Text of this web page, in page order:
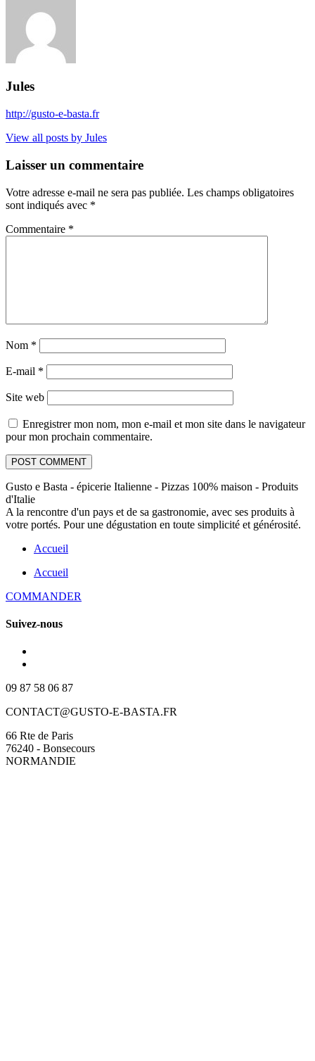
Jules
http://gusto-e-basta.fr
View all posts by Jules
Laisser un commentaire
Votre adresse e-mail ne sera pas publiée. Les champs obligatoires
sont indiqués avec *
Commentaire *
Nom *
E-mail *
Site web
Enregistrer mon nom, mon e-mail et mon site dans le navigateur
pour mon prochain commentaire.
Gusto e Basta - épicerie Italienne - Pizzas 100% maison - Produits
d'Italie
A la rencontre d'un pays et de sa gastronomie, avec ses produits à
votre portés. Pour une dégustation en toute simplicité et générosité.
Accueil
Accueil
COMMANDER
Suivez-nous
09 87 58 06 87
CONTACT@GUSTO-E-BASTA.FR
66 Rte de Paris
76240 - Bonsecours
NORMANDIE